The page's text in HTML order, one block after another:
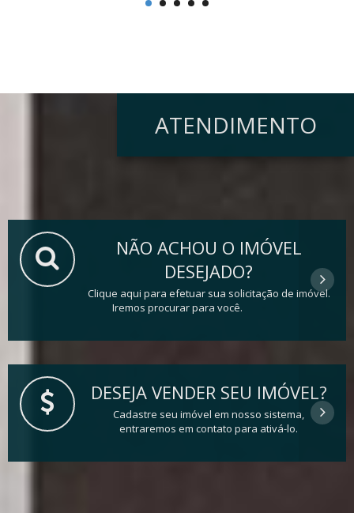
ATENDIMENTO
NÃO ACHOU O IMÓVEL
DESEJADO?
Clique aqui para efetuar sua solicitação de imóvel.
Iremos procurar para você.
DESEJA VENDER SEU IMÓVEL?
Cadastre seu imóvel em nosso sistema,
entraremos em contato para ativá-lo.